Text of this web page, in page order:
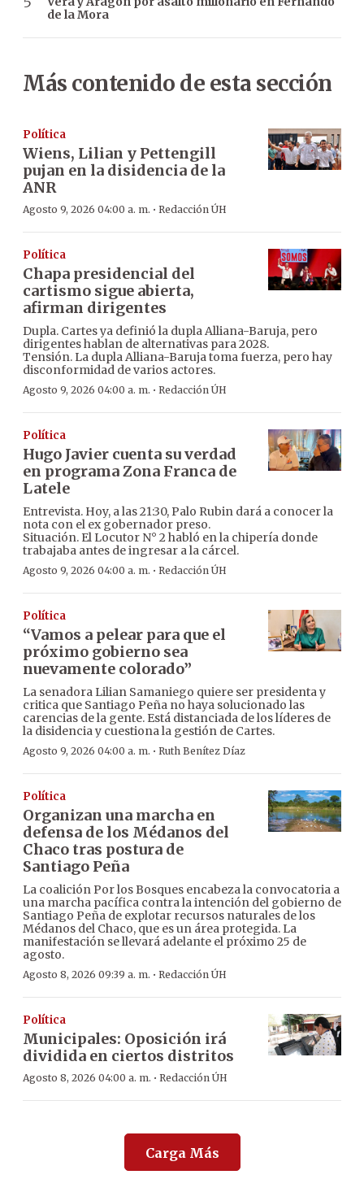
de la Mora
Más contenido de esta sección
Política
Wiens, Lilian y Pettengill
pujan en la disidencia de la
ANR
Agosto 9, 2026 04:00 a. m. · Redacción ÚH
Política
Chapa presidencial del
cartismo sigue abierta,
afirman dirigentes
Dupla. Cartes ya definió la dupla Alliana-Baruja, pero
dirigentes hablan de alternativas para 2028.
Tensión. La dupla Alliana-Baruja toma fuerza, pero hay
disconformidad de varios actores.
Agosto 9, 2026 04:00 a. m. · Redacción ÚH
Política
Hugo Javier cuenta su verdad
en programa Zona Franca de
Latele
Entrevista. Hoy, a las 21:30, Palo Rubin dará a conocer la
nota con el ex gobernador preso.
Situación. El Locutor N° 2 habló en la chipería donde
trabajaba antes de ingresar a la cárcel.
Agosto 9, 2026 04:00 a. m. · Redacción ÚH
Política
“Vamos a pelear para que el
próximo gobierno sea
nuevamente colorado”
La senadora Lilian Samaniego quiere ser presidenta y
critica que Santiago Peña no haya solucionado las
carencias de la gente. Está distanciada de los líderes de
la disidencia y cuestiona la gestión de Cartes.
Agosto 9, 2026 04:00 a. m. · Ruth Benítez Díaz
Política
Organizan una marcha en
defensa de los Médanos del
Chaco tras postura de
Santiago Peña
La coalición Por los Bosques encabeza la convocatoria a
una marcha pacífica contra la intención del gobierno de
Santiago Peña de explotar recursos naturales de los
Médanos del Chaco, que es un área protegida. La
manifestación se llevará adelante el próximo 25 de
agosto.
Agosto 8, 2026 09:39 a. m. · Redacción ÚH
Política
Municipales: Oposición irá
dividida en ciertos distritos
Agosto 8, 2026 04:00 a. m. · Redacción ÚH
Carga Más